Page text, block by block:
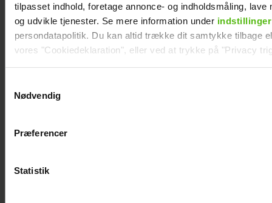
tilpasset indhold, foretage annonce- og indholdsmåling, lave
og udvikle tjenester. Se mere information under indstillinger
persondatapolitik. Du kan altid trække dit samtykke tilbage
vores "Cookiedeklaration", eller ved at trykke på "Privacy
Vi anvender egne cookies og cookies fra tredjeparter til at
generere statistik og huske dine præferencer samt til brug
Nødvendig
Præferencer
Statistik
Janni Ree kan ikke gå i fred på Smukfest: Det